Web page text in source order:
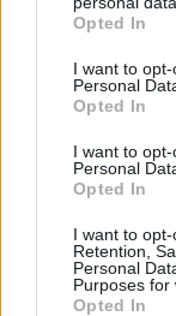
grant or deny
use your data for
consent section.
Opted In
I want to
Personal
Opted In
I want to
Personal
Opted In
I want to opt-
Retention,
Personal
Purposes for
Opted In
Αθήνα.
ΑΠΑΝΤΗΣΗ
17.04.2025, 20:49
Πάλι τζιτζίκια